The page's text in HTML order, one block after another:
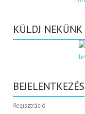
KÜLDJ
BEJELENTKEZÉS
Regisztráció